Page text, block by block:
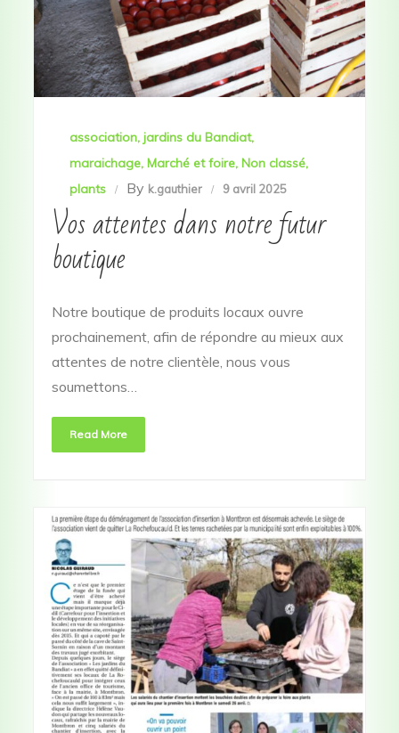
association jardins du Bandiat
maraichage Marché et foire Non classé
plants
By k.gauthier 9 avril 2025
Vos attentes dans notre futur
boutique
Notre boutique de produits locaux ouvre
prochainement, afin de répondre au mieux aux
attentes de notre clientèle, nous vous
soumettons…
Read More